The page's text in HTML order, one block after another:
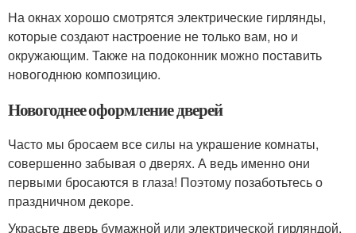
На окнах хорошо смотрятся электрические гирлянды,
которые создают настроение не только вам, но и
окружающим. Также на подоконник можно поставить
новогоднюю композицию.
Новогоднее оформление дверей
Часто мы бросаем все силы на украшение комнаты,
совершенно забывая о дверях. А ведь именно они
первыми бросаются в глаза! Поэтому позаботьтесь о
праздничном декоре.
Украсьте дверь бумажной или электрической гирляндой,